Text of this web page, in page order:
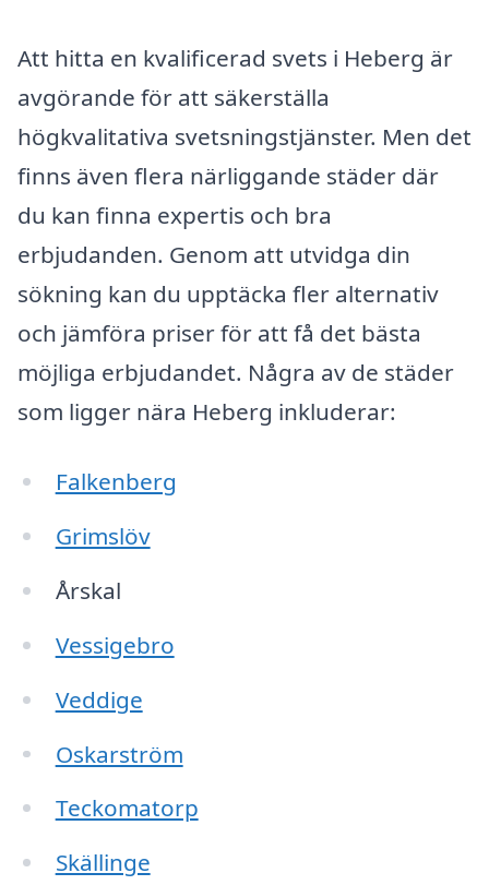
Att hitta en kvalificerad svets i Heberg är
avgörande för att säkerställa
högkvalitativa svetsningstjänster. Men det
finns även flera närliggande städer där
du kan finna expertis och bra
erbjudanden. Genom att utvidga din
sökning kan du upptäcka fler alternativ
och jämföra priser för att få det bästa
möjliga erbjudandet. Några av de städer
som ligger nära Heberg inkluderar:
Falkenberg
Grimslöv
Årskal
Vessigebro
Veddige
Oskarström
Teckomatorp
Skällinge